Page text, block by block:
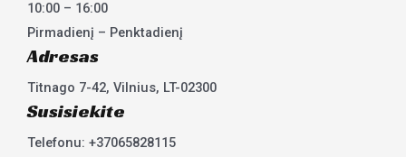
10:00 – 16:00
Pirmadienį – Penktadienį
Adresas
Titnago 7-42, Vilnius, LT-02300
Susisiekite
Telefonu: +37065828115